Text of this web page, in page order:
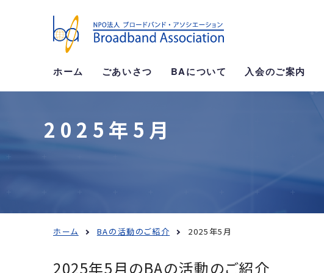
ホーム ごあいさつ BAについて 入会のご案内
2025年5月
ホーム BAの活動のご紹介 2025年5月
2025年5月のBAの活動のご紹介